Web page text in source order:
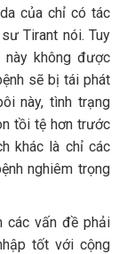
của chỉ có tác
Tirant nói. Tuy
không được
sẽ bị tái phát
này, tình trạng
tồi tệ hơn trước
khác là chỉ các
nghiêm trọng
các vấn đề phải
tốt với cộng